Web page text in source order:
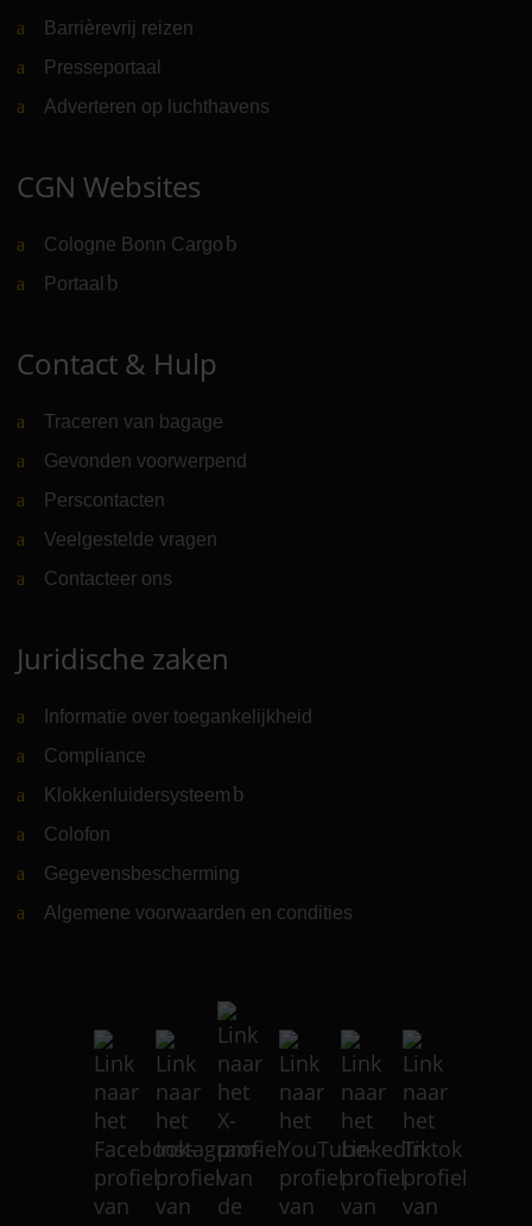
Barrièrevrij reizen
Presseportaal
Adverteren op luchthavens
CGN Websites
Cologne Bonn Cargo (Link naar externe website)
Portaal (Link naar externe website)
Contact & Hulp
Traceren van bagage
Gevonden voorwerpend
Perscontacten
Veelgestelde vragen
Contacteer ons
Juridische zaken
Informatie over toegankelijkheid
Compliance
Klokkenluidersysteem (Link naar externe website)
Colofon
Gegevensbescherming
Algemene voorwaarden en condities